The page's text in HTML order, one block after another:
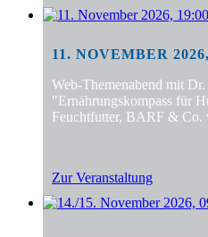
11. NOVEMBER
Web-Themenabend mit
"Ernährungskompass für
Feuchtfutter, BARF & Co.
Zur Veranstaltung